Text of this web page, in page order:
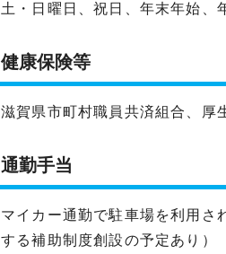
土・日曜日、祝日、年末年始
健康保険等
滋賀県市町村職員共済組合、厚
通勤手当
マイカー通勤で駐車場を利用さ
する補助制度創設の予定あり）